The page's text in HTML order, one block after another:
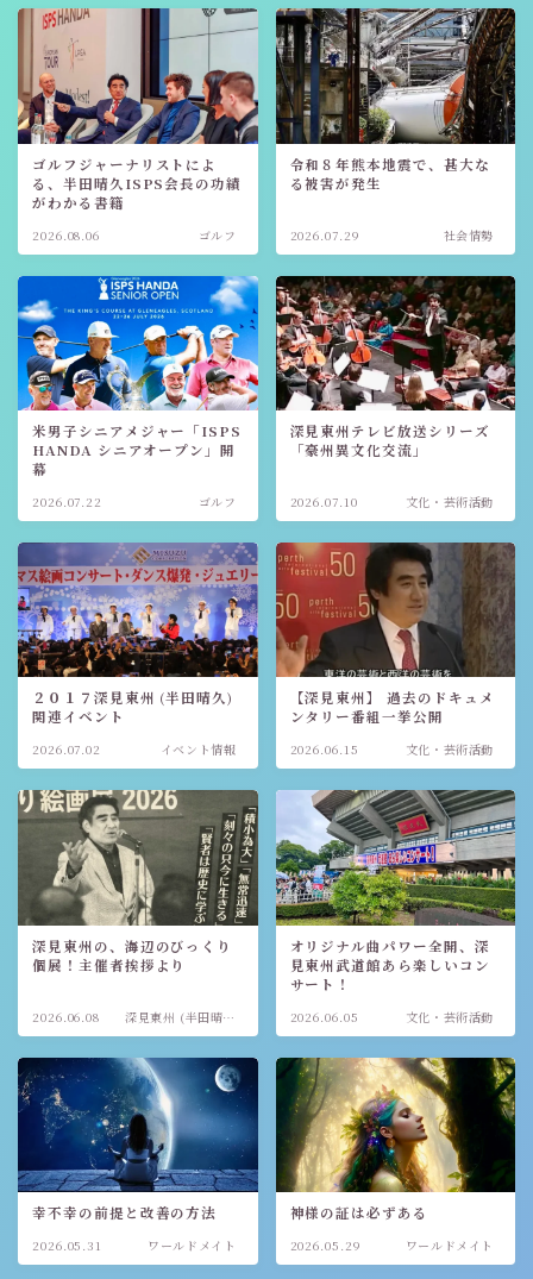
ゴルフジャーナリストによ
る、半田晴久ISPS会長の功績
がわかる書籍
2026.08.06 ゴルフ
令和８年熊本地震で、甚大な
る被害が発生
2026.07.29 社会情勢
米男子シニアメジャー「ISPS
HANDA シニアオープン」開
幕
2026.07.22 ゴルフ
深見東州テレビ放送シリーズ
「豪州異文化交流」
2026.07.10 文化・芸術活動
２０１７深見東州 (半田晴久)
関連イベント
2026.07.02 イベント情報
【深見東州】 過去のドキュメ
ンタリー番組一挙公開
2026.06.15 文化・芸術活動
深見東州の、海辺のびっくり
個展！主催者挨拶より
2026.06.08
深見東州 (半田晴
久)
オリジナル曲パワー全開、深
見東州武道館あら楽しいコン
サート！
2026.06.05 文化・芸術活動
幸不幸の前提と改善の方法
2026.05.31 ワールドメイト
神様の証は必ずある
2026.05.29 ワールドメイト